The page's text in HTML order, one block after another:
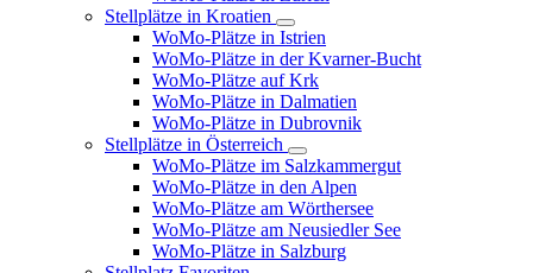
Stellplätze in Kroatien
WoMo-Plätze in Istrien
WoMo-Plätze in der Kvarner-Bucht
WoMo-Plätze auf Krk
WoMo-Plätze in Dalmatien
WoMo-Plätze in Dubrovnik
Stellplätze in Österreich
WoMo-Plätze im Salzkammergut
WoMo-Plätze in den Alpen
WoMo-Plätze am Wörthersee
WoMo-Plätze am Neusiedler See
WoMo-Plätze in Salzburg